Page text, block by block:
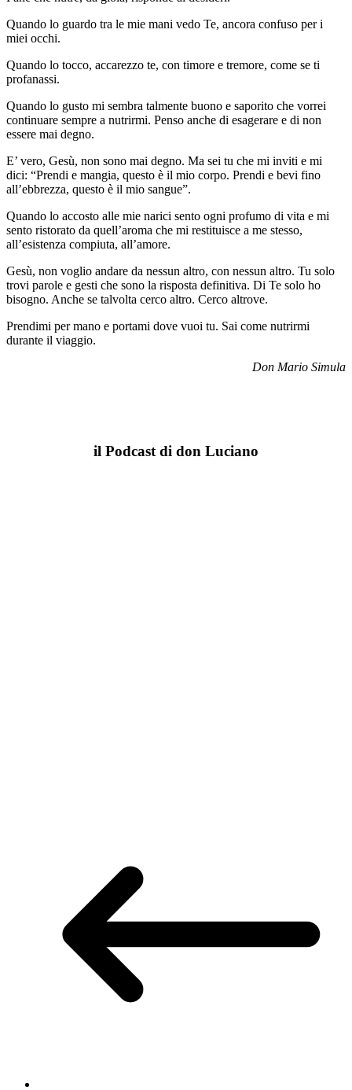
Quando lo guardo tra le mie mani vedo Te, ancora confuso per i
miei occhi.
Quando lo tocco, accarezzo te, con timore e tremore, come se ti
profanassi.
Quando lo gusto mi sembra talmente buono e saporito che vorrei
continuare sempre a nutrirmi. Penso anche di esagerare e di non
essere mai degno.
E’ vero, Gesù, non sono mai degno. Ma sei tu che mi inviti e mi
dici: “Prendi e mangia, questo è il mio corpo. Prendi e bevi fino
all’ebbrezza, questo è il mio sangue”.
Quando lo accosto alle mie narici sento ogni profumo di vita e mi
sento ristorato da quell’aroma che mi restituisce a me stesso,
all’esistenza compiuta, all’amore.
Gesù, non voglio andare da nessun altro, con nessun altro. Tu solo
trovi parole e gesti che sono la risposta definitiva. Di Te solo ho
bisogno. Anche se talvolta cerco altro. Cerco altrove.
Prendimi per mano e portami dove vuoi tu. Sai come nutrirmi
durante il viaggio.
Don Mario Simula
il Podcast di don Luciano